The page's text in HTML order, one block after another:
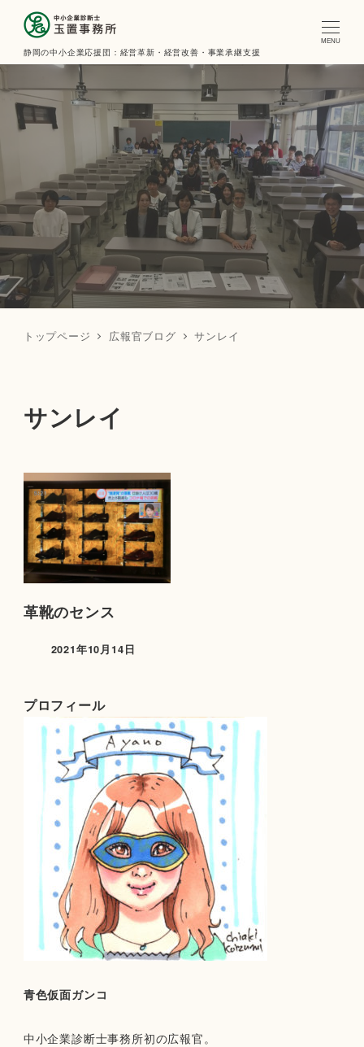
静岡の中小企業応援団：経営革新・経営改善・事業承継支援
MENU
トップページ 広報官ブログ サンレイ
サンレイ
革靴のセンス
2021年10月14日
プロフィール
青色仮面ガンコ
中小企業診断士事務所初の広報官。